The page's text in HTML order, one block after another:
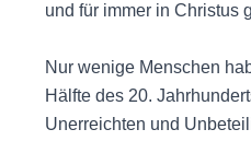
und für immer in Christus
Nur wenige Menschen
Hälfte des 20.
Unerreichten und